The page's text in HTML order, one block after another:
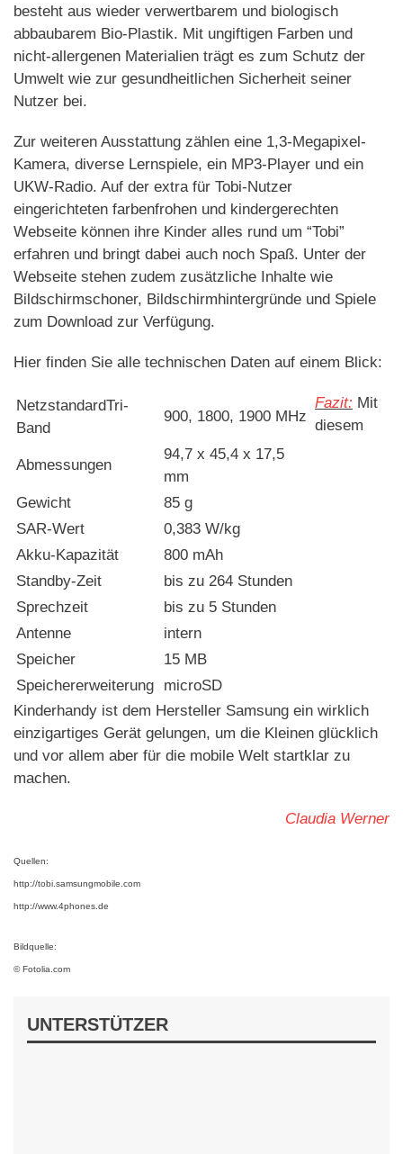
besteht aus wieder verwertbarem und biologisch
abbaubarem Bio-Plastik. Mit ungiftigen Farben und
nicht-allergenen Materialien trägt es zum Schutz der
Umwelt wie zur gesundheitlichen Sicherheit seiner
Nutzer bei.
Zur weiteren Ausstattung zählen eine 1,3-Megapixel-
Kamera, diverse Lernspiele, ein MP3-Player und ein
UKW-Radio. Auf der extra für Tobi-Nutzer
eingerichteten farbenfrohen und kindergerechten
Webseite können ihre Kinder alles rund um “Tobi”
erfahren und bringt dabei auch noch Spaß. Unter der
Webseite stehen zudem zusätzliche Inhalte wie
Bildschirmschoner, Bildschirmhintergründe und Spiele
zum Download zur Verfügung.
Hier finden Sie alle technischen Daten auf einem Blick:
NetzstandardTri-
Band
900, 1800, 1900 MHz
Abmessungen
94,7 x 45,4 x 17,5
mm
Gewicht
85 g
SAR-Wert
0,383 W/kg
Akku-Kapazität
800 mAh
Standby-Zeit
bis zu 264 Stunden
Sprechzeit
bis zu 5 Stunden
Antenne
intern
Speicher
15 MB
Speichererweiterung
microSD
Fazit: Mit
diesem
Kinderhandy ist dem Hersteller Samsung ein wirklich
einzigartiges Gerät gelungen, um die Kleinen glücklich
und vor allem aber für die mobile Welt startklar zu
machen.
Claudia Werner
Quellen:
http://tobi.samsungmobile.com
http://www.4phones.de
Bildquelle:
© Fotolia.com
UNTERSTÜTZER